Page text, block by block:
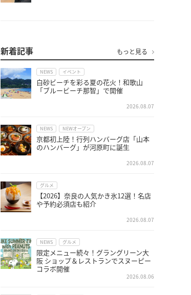
新着記事 もっと見る
NEWS イベント
白砂ビーチを彩る夏の花火！和歌山
「ブルービーチ那智」で開催
2026.08.07
NEWS NEWオープン
京都初上陸！行列ハンバーグ店「山本
のハンバーグ」が河原町に誕生
2026.08.07
グルメ
【2026】奈良の人気かき氷12選！名店
や予約必須店も紹介
2026.08.07
NEWS グルメ
限定メニュー続々！グラングリーン大
阪 ショップ＆レストランでスヌーピー
コラボ開催
2026.08.06